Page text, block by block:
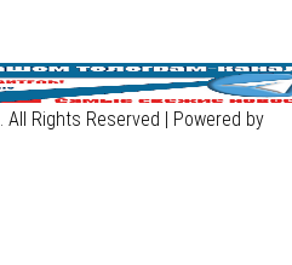
. All Rights Reserved | Powered by